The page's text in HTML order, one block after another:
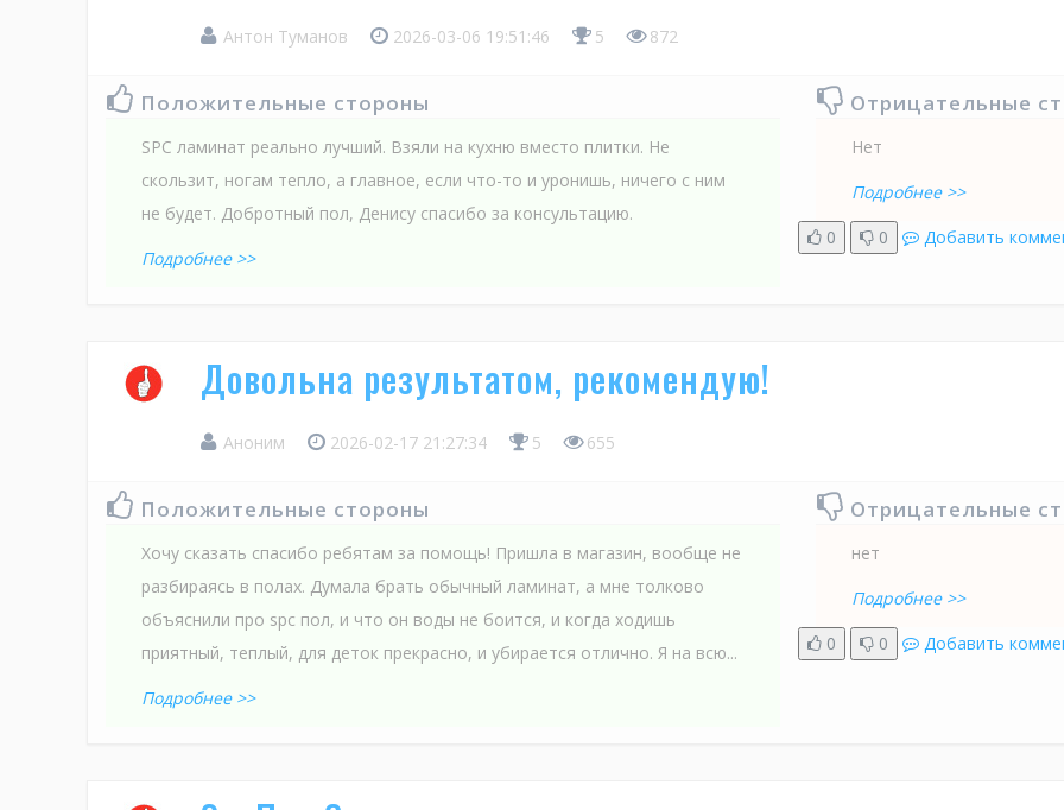
Антон Туманов 2026-03-06 19:51:46 5 872
Положительные стороны
SPC ламинат реально лучший. Взяли на кухню вместо плитки. Не
скользит, ногам тепло, а главное, если что-то и уронишь, ничего с ним
не будет. Добротный пол, Денису спасибо за консультацию.
Подробнее >>
Отрицательные
Нет
Подробнее >>
0
0 Добавить
Довольна результатом, рекомендую!
Аноним 2026-02-17 21:27:34 5 655
Положительные стороны
Хочу сказать спасибо ребятам за помощь! Пришла в магазин, вообще не
разбираясь в полах. Думала брать обычный ламинат, а мне толково
объяснили про spс пол, и что он воды не боится, и когда ходишь
приятный, теплый, для деток прекрасно, и убирается отлично. Я на всю...
Подробнее >>
Отрицательные
нет
Подробнее >>
0
0 Добавить